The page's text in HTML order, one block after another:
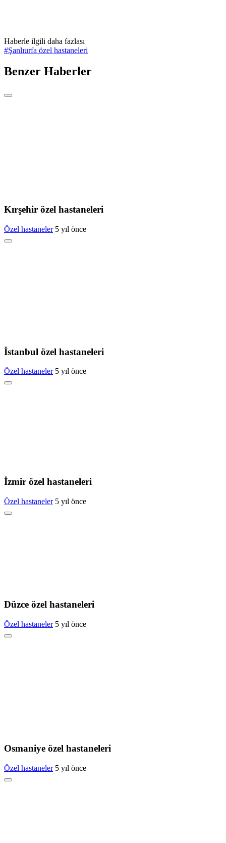
Haberle ilgili daha fazlası
#Şanlıurfa özel hastaneleri
Benzer Haberler
Kırşehir özel hastaneleri
Özel hastaneler 5 yıl önce
İstanbul özel hastaneleri
Özel hastaneler 5 yıl önce
İzmir özel hastaneleri
Özel hastaneler 5 yıl önce
Düzce özel hastaneleri
Özel hastaneler 5 yıl önce
Osmaniye özel hastaneleri
Özel hastaneler 5 yıl önce